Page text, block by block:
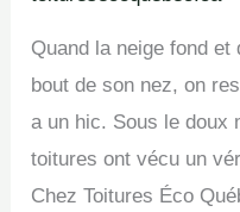
Quand la neige fond
bout de son nez, on
a un hic. Sous le doux
toitures ont vécu un
Chez Toitures Éco
des